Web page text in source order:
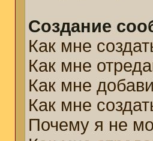
Создание
Как мне
Как мне
Как мне
Как мне
Почему я не